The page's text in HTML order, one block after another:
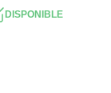
DISPONIBLE